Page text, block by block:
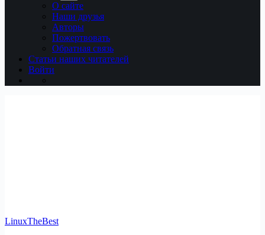
О сайте
Наши друзья
Авторы
Пожертвовать
Обратная связь
Статьи наших читателей
Войти
LinuxTheBest